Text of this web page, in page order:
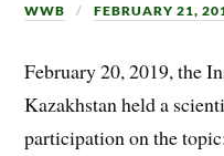
WWB FEBRUARY 21,
February 20, 2019, the
Kazakhstan held a
participation on the